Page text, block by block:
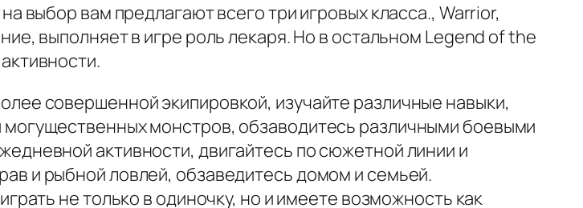
выбор вам предлагают всего три игровых класса., Warrior,
выполняет в игре роль лекаря. Но в остальном Legend of the
совершенной экипировкой, изучайте различные навыки,
монстров, обзаводитесь различными боевыми
активности, двигайтесь по сюжетной линии и
и рыбной ловлей, обзаведитесь домом и семьей.
не только в одиночку, но и имеете возможность как